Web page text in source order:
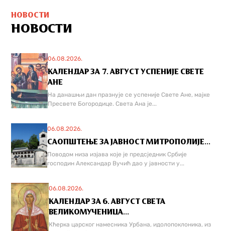
НОВОСТИ
НОВОСТИ
06.08.2026.
КАЛЕНДАР ЗА 7. АВГУСТ УСПЕНИЈЕ СВЕТЕ
АНЕ
На данашњи дан празнује се успеније Свете Ане, мајке
Пресвете Богородице. Света Ана је...
06.08.2026.
САОПШТЕЊЕ ЗА ЈАВНОСТ МИТРОПОЛИЈЕ...
Поводом низа изјава које је предсједник Србије
господин Александар Вучић дао у јавности у...
06.08.2026.
КАЛЕНДАР ЗА 6. АВГУСТ СВЕТА
ВЕЛИКОМУЧЕНИЦА...
Кћерка царског намесника Урбана, идолопоклоника, из